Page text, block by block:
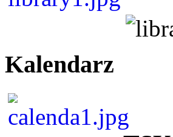
Kalendarz